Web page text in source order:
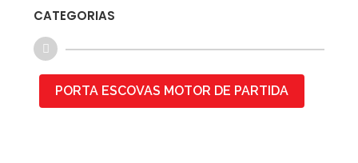
CATEGORIAS
PORTA ESCOVAS MOTOR DE PARTIDA